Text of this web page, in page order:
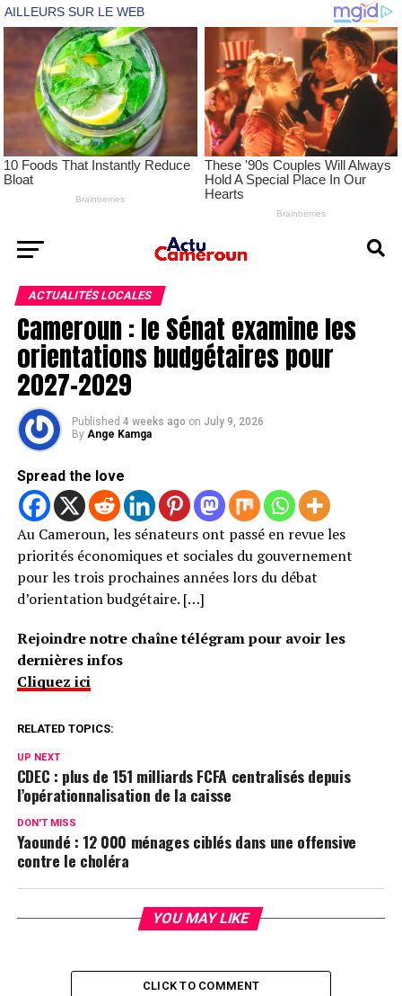
ACTUALITÉS LOCALES
Cameroun : le Sénat examine les
orientations budgétaires pour
2027-2029
Published 4 weeks ago on July 9, 2026
By Ange Kamga
Spread the love
Au Cameroun, les sénateurs ont passé en revue les
priorités économiques et sociales du gouvernement
pour les trois prochaines années lors du débat
d’orientation budgétaire. […]
Rejoindre notre chaîne télégram pour avoir les
dernières infos
Cliquez ici
RELATED TOPICS:
UP NEXT
CDEC : plus de 151 milliards FCFA centralisés depuis
l’opérationnalisation de la caisse
DON'T MISS
Yaoundé : 12 000 ménages ciblés dans une offensive
contre le choléra
YOU MAY LIKE
CLICK TO COMMENT